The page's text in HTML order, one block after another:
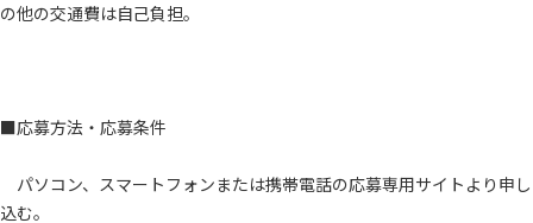
の他の交通費は自己負担。
■応募方法・応募条件
パソコン、スマートフォンまたは携帯電話の応募専用サイトより申し
込む。